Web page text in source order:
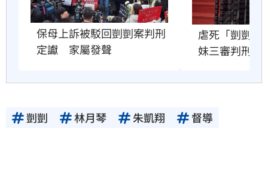
保母上訴被駁回剴剴案判刑
定讞　家屬發聲
虐死「剴剴」
妹三審判刑定
剴剴 林月琴 朱凱翔 督導